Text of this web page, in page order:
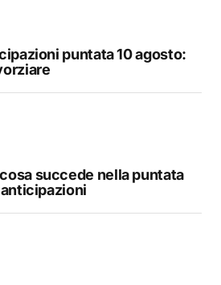
puntata 10 agosto:
succede nella puntata